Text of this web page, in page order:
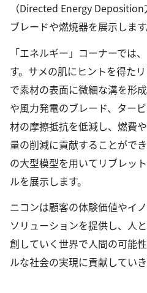
（Directed Energy
ブレードや燃焼器を展示します
「エネルギー」コーナーでは
す。サメの肌にヒントを得た
で素材の表面に微細な溝を形
や風力発電のブレード、ター
材の摩擦抵抗を低減し、燃費
量の削減に貢献することがで
の大型模型を用いてリブレッ
ルを展示します。
ニコンは顧客の体験価値やイ
ソリューションを提供し、人
創していく世界で人間の可能
ルな社会の実現に貢献していき